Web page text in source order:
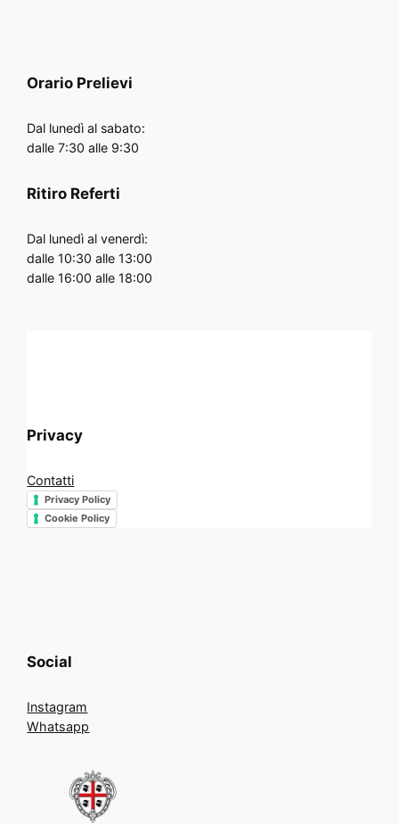
Orario Prelievi
Dal lunedì al sabato:
dalle 7:30 alle 9:30
Ritiro Referti
Dal lunedì al venerdì:
dalle 10:30 alle 13:00
dalle 16:00 alle 18:00
Privacy
Contatti
Privacy Policy
Cookie Policy
Social
Instagram
Whatsapp